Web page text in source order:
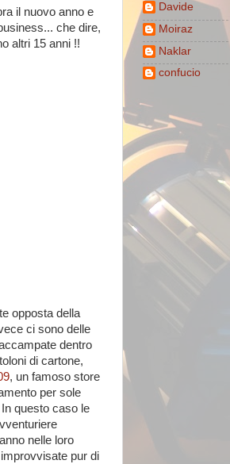
il nuovo anno e
che dire,
altri 15 anni !!
opposta della
ci sono delle
dentro
di cartone,
, un famoso store
per sole
questo caso le
nelle loro
pur di
Davide
Moiraz
Naklar
confucio